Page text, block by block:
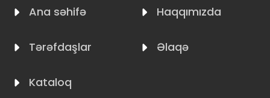
Ana səhifə
Tərəfdaşlar
Haqqımızda
Əlaqə
Kataloq